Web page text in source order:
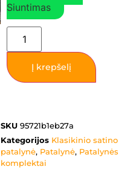
Siuntimas
Į krepšelį
SKU 95721b1eb27a
Kategorijos Klasikinio satino
patalynė, Patalynė, Patalynės
komplektai